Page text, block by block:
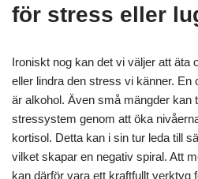
för stress eller
Ironiskt nog kan det vi väljer att äta
eller lindra den stress vi känner. En
är alkohol. Även små mängder kan
stressystem genom att öka
kortisol. Detta kan i sin tur leda till
vilket skapar en negativ spiral. Att
kan därför vara ett kraftfullt verktyg